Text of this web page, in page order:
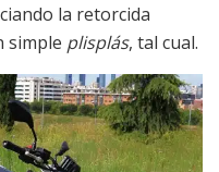
la retorcida
simple plisplás, tal cual.